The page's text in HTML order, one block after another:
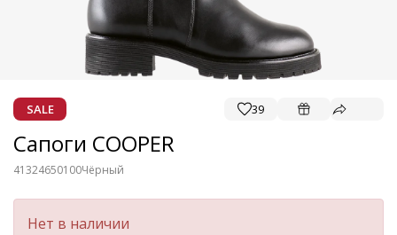
SALE 39
Сапоги COOPER
41324650100Чёрный
Нет в наличии